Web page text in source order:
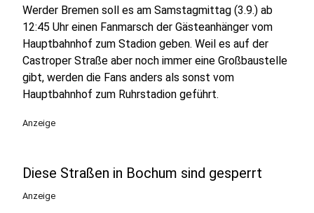
Werder Bremen soll es am Samstagmittag (3.9.) ab
12:45 Uhr einen Fanmarsch der Gästeanhänger vom
Hauptbahnhof zum Stadion geben. Weil es auf der
Castroper Straße aber noch immer eine Großbaustelle
gibt, werden die Fans anders als sonst vom
Hauptbahnhof zum Ruhrstadion geführt.
Anzeige
Diese Straßen in Bochum sind gesperrt
Anzeige